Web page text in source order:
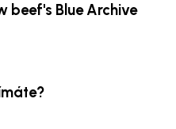
beef's Blue Archive